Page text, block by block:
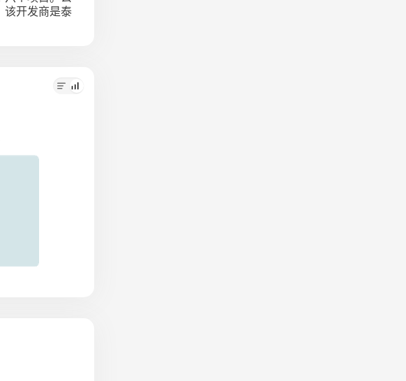
该开发商是泰